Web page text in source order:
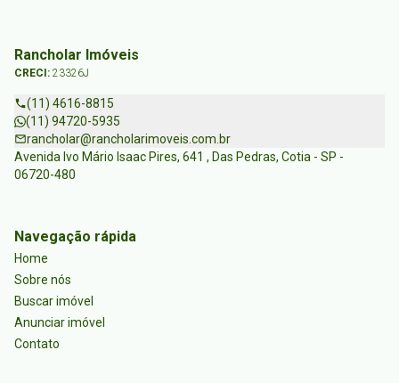
Rancholar Imóveis
CRECI: 23326J
(11) 4616-8815
(11) 94720-5935
rancholar@rancholarimoveis.com.br
Avenida Ivo Mário Isaac Pires, 641 , Das Pedras, Cotia - SP -
06720-480
Navegação rápida
Home
Sobre nós
Buscar imóvel
Anunciar imóvel
Contato